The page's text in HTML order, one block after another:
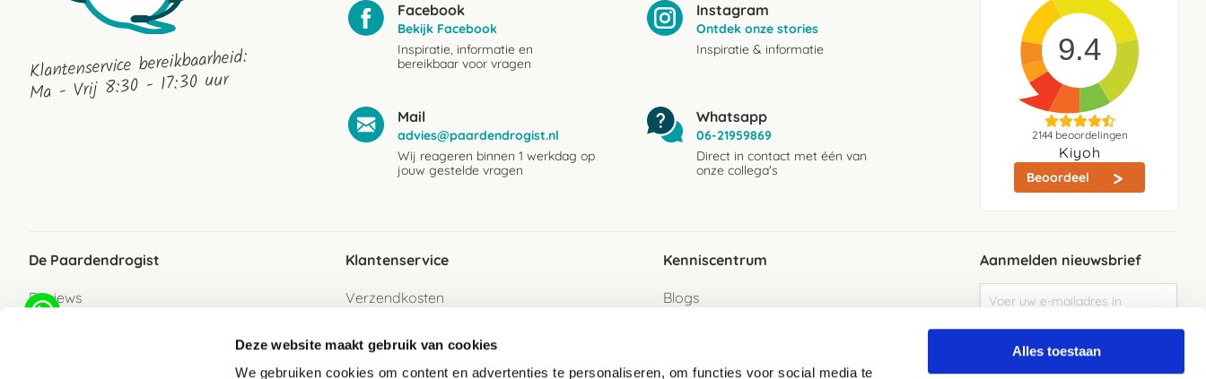
Deze website maakt gebruik van cookies
We gebruiken cookies om content en advertenties te personaliseren, om functies voor social media te
Alles toestaan
Klantenservice bereikbaarheid:
Ma - Vrij 8:30 - 17:30 uur
Facebook
Bekijk Facebook
Inspiratie, informatie en
bereikbaar voor vragen
Instagram
Ontdek onze stories
Inspiratie & informatie
Mail
advies@paardendrogist.nl
Wij reageren binnen 1 werkdag op
jouw gestelde vragen
Whatsapp
06-21959869
Direct in contact met één van
onze collega's
9.4
2144beoordelingen
Kiyoh
Beoordeel
De Paardendrogist
Reviews
Klantenservice
Verzendkosten
Betaalwijzen
Kenniscentrum
Blogs
Aanmelden nieuwsbrief
u
op